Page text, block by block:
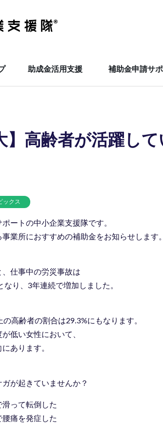
助成金活用支援 補助金申請サ
】高齢者が活躍し
ックス
ートの中小企業支援隊です。
業所におすすめの補助金をお知らせします。
仕事中の労災事故は
り、3年連続で増加しました。
高齢者の割合は29.3%にもなります。
低い女性において、
あります。
が起きていませんか？
滑って転倒した
腰痛を発症した